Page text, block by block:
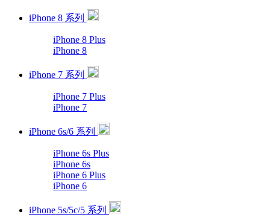
iPhone 8 系列
iPhone 8 Plus
iPhone 8
iPhone 7 系列
iPhone 7 Plus
iPhone 7
iPhone 6s/6 系列
iPhone 6s Plus
iPhone 6s
iPhone 6 Plus
iPhone 6
iPhone 5s/5c/5 系列